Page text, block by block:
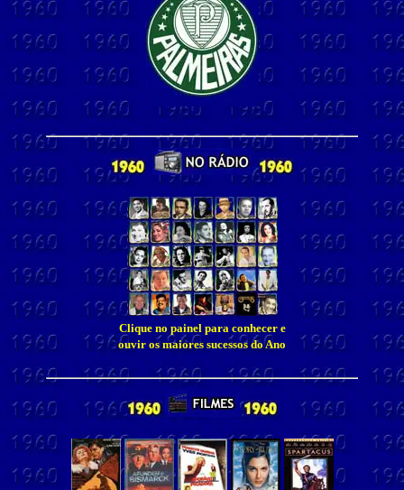
Clique no painel para conhecer e
ouvir os maiores sucessos do Ano